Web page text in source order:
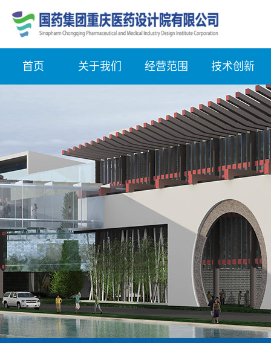
首页 关于我们 经营范围 技术创新